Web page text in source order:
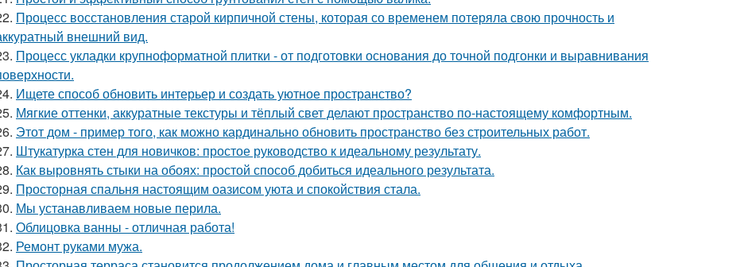
Процесс восстановления старой кирпичной стены, которая со временем потеряла свою прочность и
внешний вид.
Процесс укладки крупноформатной плитки - от подготовки основания до точной подгонки и выравнивания
Ищете способ обновить интерьер и создать уютное пространство?
Мягкие оттенки, аккуратные текстуры и тёплый свет делают пространство по-настоящему комфортным.
Этот дом - пример того, как можно кардинально обновить пространство без строительных работ.
Штукатурка стен для новичков: простое руководство к идеальному результату.
Как выровнять стыки на обоях: простой способ добиться идеального результата.
Просторная спальня настоящим оазисом уюта и спокойствия стала.
Мы устанавливаем новые перила.
Облицовка ванны - отличная работа!
Ремонт руками мужа.